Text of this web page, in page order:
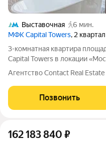
Выставочная
6 мин.
МФК Capital Towers, 2
3-комнатная квартира
Capital Towers в локации
планировка: просторная
две уютные спальни и два
Агентство Contact Real Estate
Позвонить
162 183 840 ₽